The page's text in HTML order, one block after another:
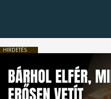
HIRDETÉS